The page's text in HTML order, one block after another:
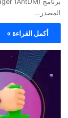
المصدر…
أكمل القراءة »